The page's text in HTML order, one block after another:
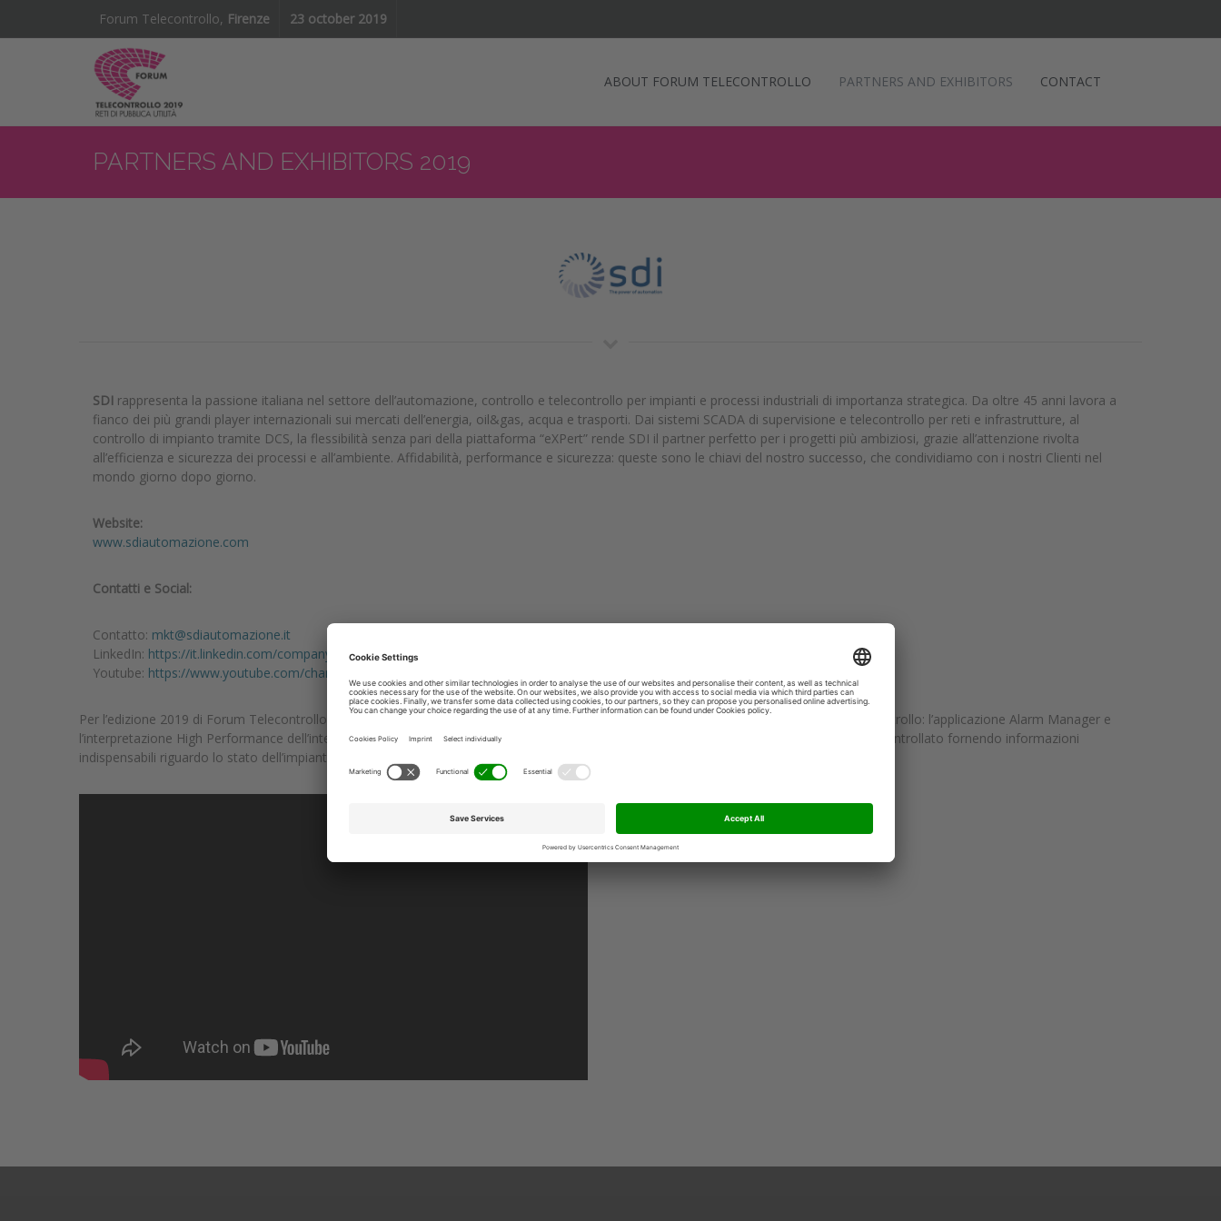
Forum Telecontrollo, Firenze 23 october 2019
ABOUT FORUM TELECONTROLLO PARTNERS AND EXHIBITORS CONTACT
PARTNERS AND EXHIBITORS 2019
SDI rappresenta la passione italiana nel settore dell’automazione, controllo e telecontrollo per impianti e processi industriali di importanza strategica. Da oltre 45 anni lavora a
fianco dei più grandi player internazionali sui mercati dell’energia, oil&gas, acqua e trasporti. Dai sistemi SCADA di supervisione e telecontrollo per reti e infrastrutture, al
controllo di impianto tramite DCS, la flessibilità senza pari della piattaforma “eXPert” rende SDI il partner perfetto per i progetti più ambiziosi, grazie all’attenzione rivolta
all’efficienza e sicurezza dei processi e all’ambiente. Affidabilità, performance e sicurezza: queste sono le chiavi del nostro successo, che condividiamo con i nostri Clienti nel
mondo giorno dopo giorno.
Website:
www.sdiautomazione.com
Contatti e Social:
Contatto: mkt@sdiautomazione.it
LinkedIn: https://it.linkedin.com/company/s-d-i-automazione-industriale
Youtube: https://www.youtube.com/channel/UC80nhmc7H87DIzKUJzlWNcw
Per l’edizione 2019 di Forum Telecontrollo SDI presenta due nuove features che arricchiscono la propria piattaforma di supervisione e controllo: l’applicazione Alarm Manager e
l’interpretazione High Performance dell’interfaccia operatore HMI, entrambe volte ad aumentare la “
” del processo controllato fornendo informazioni
indispensabili riguardo lo stato dell’impianto ed ottimizzando l’esperienza utente. Le soluzioni SDI vi aspettano a Forum Telecontrollo 2019.